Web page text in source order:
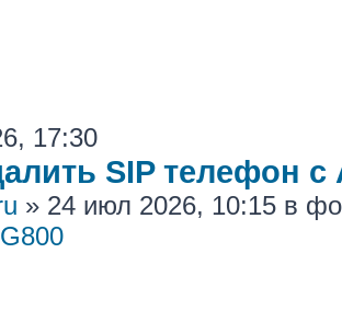
17:30
SIP телефон
» 24 июл 2026, 10:15 в